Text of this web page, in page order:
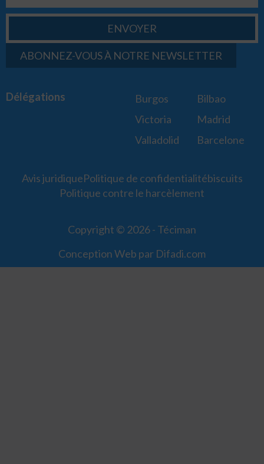
ENVOYER
ABONNEZ-VOUS À NOTRE NEWSLETTER
Délégations
Burgos
Victoria
Valladolid
Bilbao
Madrid
Barcelone
Avis juridiquePolitique de confidentialitébiscuits
Politique contre le harcèlement
Copyright © 2026 - Téciman
Conception Web par Difadi.com